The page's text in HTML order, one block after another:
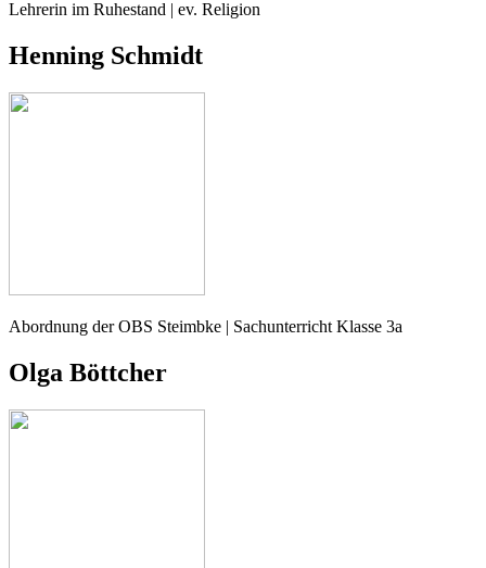
Lehrerin im Ruhestand | ev. Religion
Henning Schmidt
Abordnung der OBS Steimbke | Sachunterricht Klasse 3a
Olga Böttcher